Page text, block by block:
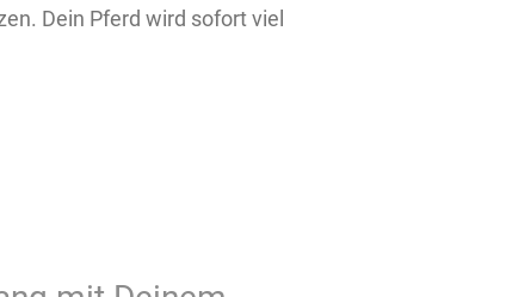
Dein Pferd wird sofort viel